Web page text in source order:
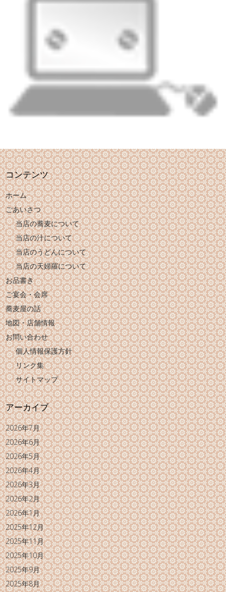
コンテンツ
ホーム
ごあいさつ
当店の蕎麦について
当店の汁について
当店のうどんについて
当店の天婦羅について
お品書き
ご宴会・会席
蕎麦屋の話
地図・店舗情報
お問い合わせ
個人情報保護方針
リンク集
サイトマップ
アーカイブ
2026年7月
2026年6月
2026年5月
2026年4月
2026年3月
2026年2月
2026年1月
2025年12月
2025年11月
2025年10月
2025年9月
2025年8月